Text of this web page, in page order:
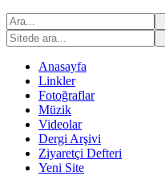
Anasayfa
Linkler
Fotoğraflar
Müzik
Videolar
Dergi Arşivi
Ziyaretçi Defteri
Yeni Site